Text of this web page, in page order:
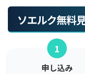
ソエルク無料
1
申し込み